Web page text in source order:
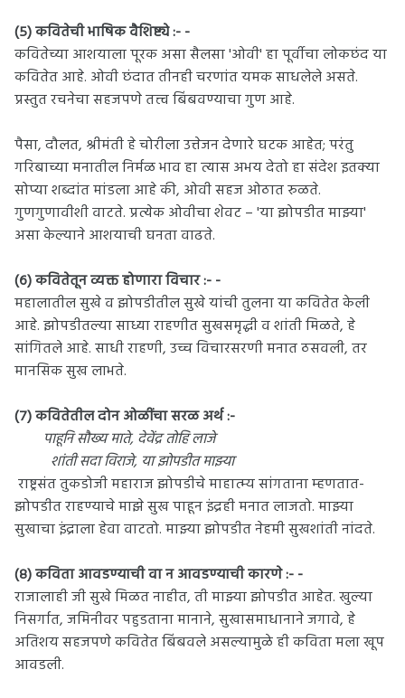
(५) कवितेची भाषिक वैशिष्ट्ये :- -
कवितेच्या आशयाला पूरक असा सैलसा 'ओवी' हा पूर्वीचा लोकछंद या
कवितेत आहे. ओवी छंदात तीनही चरणांत यमक साधलेले असते.
प्रस्तुत रचनेचा सहजपणे तत्त्व बिंबवण्याचा गुण आहे.
पैसा, दौलत, श्रीमंती हे चोरीला उत्तेजन देणारे घटक आहेत; परंतु
गरिबाच्या मनातील निर्मळ भाव हा त्यास अभय देतो हा संदेश इतक्या
सोप्या शब्दांत मांडला आहे की, ओवी सहज ओठात रुळते.
गुणगुणावीशी वाटते. प्रत्येक ओवीचा शेवट – 'या झोपडीत माझ्या'
असा केल्याने आशयाची घनता वाढते.
(६) कवितेतून व्यक्त होणारा विचार :- -
महालातील सुखे व झोपडीतील सुखे यांची तुलना या कवितेत केली
आहे. झोपडीतल्या साध्या राहणीत सुखसमृद्धी व शांती मिळते, हे
सांगितले आहे. साधी राहणी, उच्च विचारसरणी मनात ठसवली, तर
मानसिक सुख लाभते.
(७) कवितेतील दोन ओळींचा सरळ अर्थ :-
पाहूनि सौख्य माते, देवेंद्र तोहि लाजे
शांती सदा विराजे, या झोपडीत माझ्या
राष्ट्रसंत तुकडोजी महाराज झोपडीचे माहात्म्य सांगताना म्हणतात-
झोपडीत राहण्याचे माझे सुख पाहून इंद्रही मनात लाजतो. माझ्या
सुखाचा इंद्राला हेवा वाटतो. माझ्या झोपडीत नेहमी सुखशांती नांदते.
(८) कविता आवडण्याची वा न आवडण्याची कारणे :- -
राजालाही जी सुखे मिळत नाहीत, ती माझ्या झोपडीत आहेत. खुल्या
निसर्गात, जमिनीवर पहुडताना मानाने, सुखासमाधानाने जगावे, हे
अतिशय सहजपणे कवितेत बिंबवले असल्यामुळे ही कविता मला खूप
आवडली.